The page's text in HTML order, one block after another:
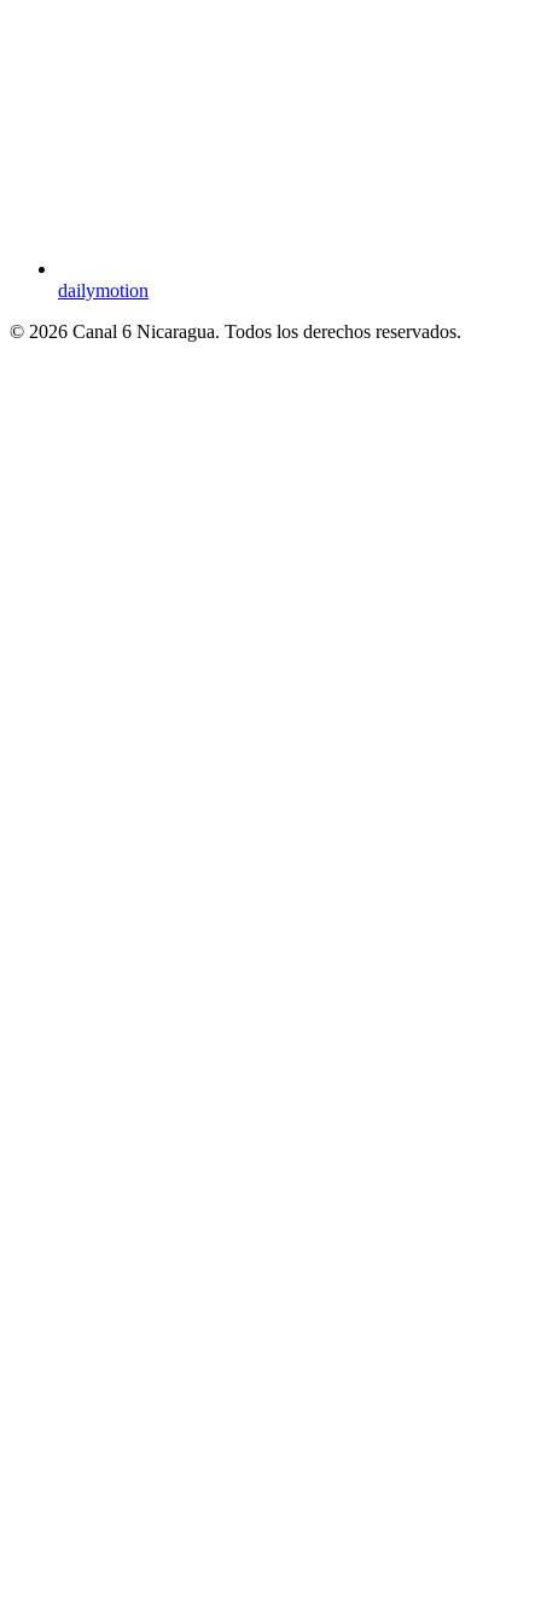
dailymotion
© 2026 Canal 6 Nicaragua. Todos los derechos reservados.